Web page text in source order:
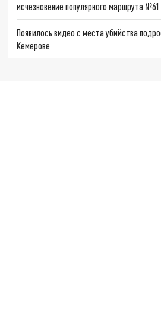
исчезновение популярного маршрута №61
Появилось видео с места убийства
Кемерове